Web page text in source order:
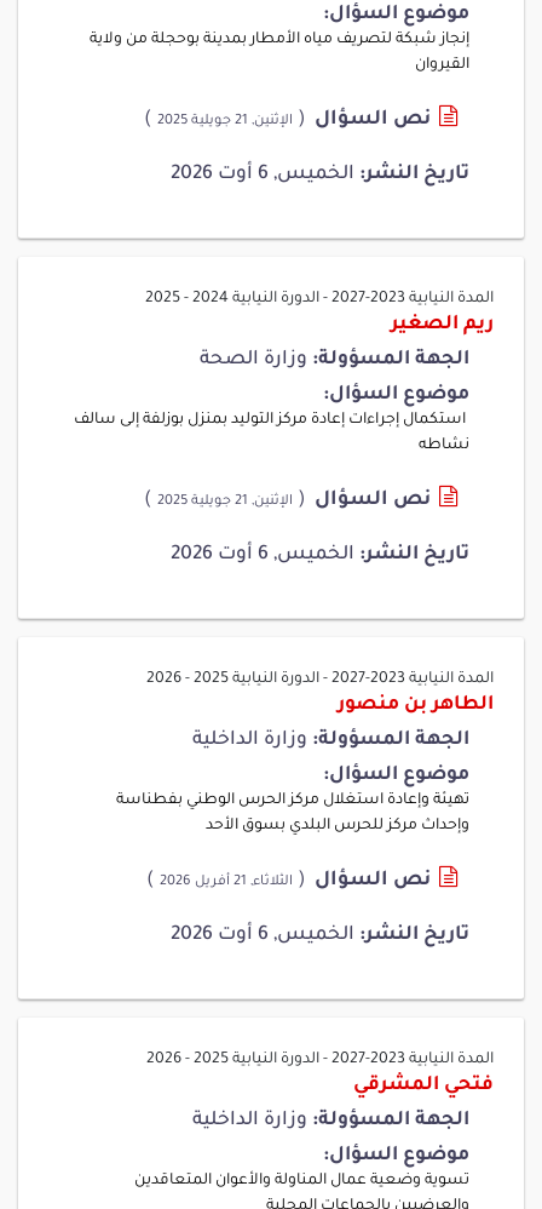
موضوع السؤال:
إنجاز شبكة لتصريف مياه الأمطار بمدينة بوحجلة من ولاية
القيروان
نص السؤال ( الإثنين, 21 جويلية 2025 )
تاريخ النشر: الخميس, 6 أوت 2026
المدة النيابية 2023-2027 - الدورة النيابية 2024 - 2025
ريم الصغير
الجهة المسؤولة: وزارة الصحة
موضوع السؤال:
استكمال إجراءات إعادة مركز التوليد بمنزل بوزلفة إلى سالف
نشاطه
نص السؤال ( الإثنين, 21 جويلية 2025 )
تاريخ النشر: الخميس, 6 أوت 2026
المدة النيابية 2023-2027 - الدورة النيابية 2025 - 2026
الطاهر بن منصور
الجهة المسؤولة: وزارة الداخلية
موضوع السؤال:
تهيئة وإعادة استغلال مركز الحرس الوطني بفطناسة
وإحداث مركز للحرس البلدي بسوق الأحد
نص السؤال ( الثلاثاء, 21 أفريل 2026 )
تاريخ النشر: الخميس, 6 أوت 2026
المدة النيابية 2023-2027 - الدورة النيابية 2025 - 2026
فتحي المشرقي
الجهة المسؤولة: وزارة الداخلية
موضوع السؤال:
تسوية وضعية عمال المناولة والأعوان المتعاقدين